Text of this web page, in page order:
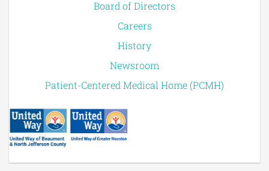
Board of Directors
Careers
History
Newsroom
Patient-Centered Medical Home (PCMH)